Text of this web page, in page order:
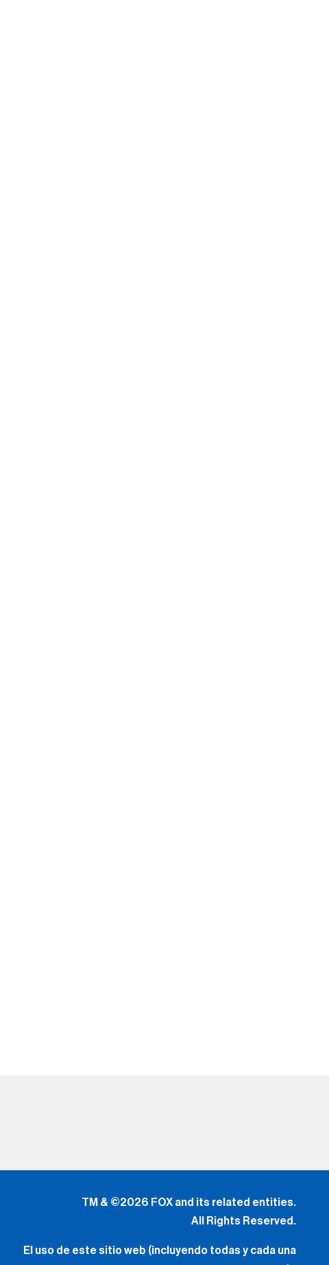
TM & ©2026 FOX and its related entities.
All Rights Reserved.
El uso de este sitio web (incluyendo todas y cada una